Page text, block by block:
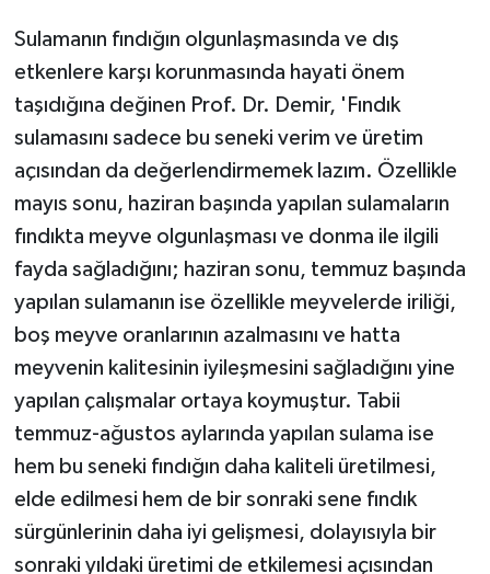
Sulamanın fındığın olgunlaşmasında ve dış
etkenlere karşı korunmasında hayati önem
taşıdığına değinen Prof. Dr. Demir, 'Fındık
sulamasını sadece bu seneki verim ve üretim
açısından da değerlendirmemek lazım. Özellikle
mayıs sonu, haziran başında yapılan sulamaların
fındıkta meyve olgunlaşması ve donma ile ilgili
fayda sağladığını; haziran sonu, temmuz başında
yapılan sulamanın ise özellikle meyvelerde iriliği,
boş meyve oranlarının azalmasını ve hatta
meyvenin kalitesinin iyileşmesini sağladığını yine
yapılan çalışmalar ortaya koymuştur. Tabii
temmuz-ağustos aylarında yapılan sulama ise
hem bu seneki fındığın daha kaliteli üretilmesi,
elde edilmesi hem de bir sonraki sene fındık
sürgünlerinin daha iyi gelişmesi, dolayısıyla bir
sonraki yıldaki üretimi de etkilemesi açısından